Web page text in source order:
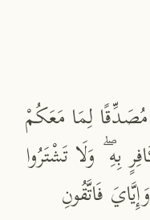
مُصَدِّقًا لِمَا مَعَكُمْ
بِهِ ۖ وَلَا تَشْتَرُوا
فَاتَّقُونِ